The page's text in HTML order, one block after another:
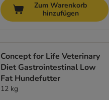
Zum Warenkorb
hinzufügen
Concept for Life Veterinary
Diet Gastrointestinal Low
Fat Hundefutter
12 kg